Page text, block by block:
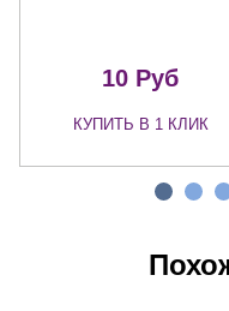
10 Руб
КУПИТЬ В 1 КЛИК